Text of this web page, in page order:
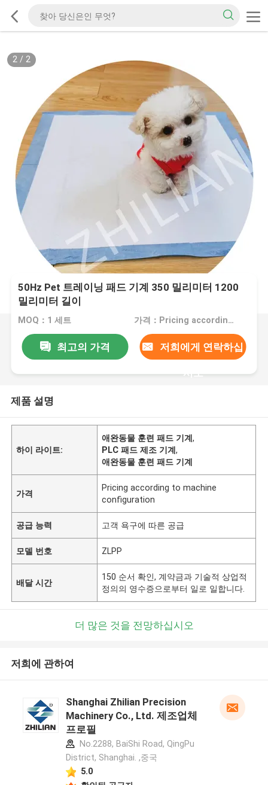
2/ 2
50Hz Pet 트레이닝 패드 기계 350 밀리미터 1200
밀리미터 길이
MOQ：1 세트 가격：Pricing according to machine configuration
최고의 가격 저희에게 연락하십
시오
제품 설명
하이 라이트:
애완동물 훈련 패드 기계,
PLC 패드 제조 기계,
애완동물 훈련 패드 기계
가격
Pricing according to machine
configuration
공급 능력 고객 욕구에 따른 공급
모델 번호 ZLPP
배달 시간
150 순서 확인, 계약금과 기술적 상업적
정의의 영수증으로부터 일로 일합니다.
더 많은 것을 전망하십시오
저희에 관하여
Shanghai Zhilian Precision
Machinery Co., Ltd. 제조업체
프로필
No.2288, BaiShi Road, QingPu
District, Shanghai. ,중국
5.0